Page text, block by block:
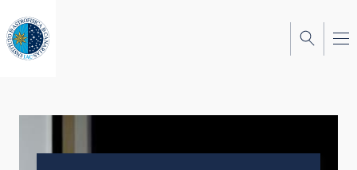
al
contenido
principal